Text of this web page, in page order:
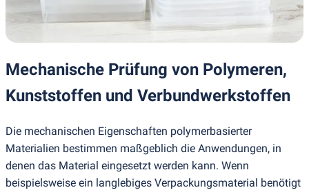
Mechanische Prüfung von Polymeren,
Kunststoffen und Verbundwerkstoffen
Die mechanischen Eigenschaften polymerbasierter
Materialien bestimmen maßgeblich die Anwendungen, in
denen das Material eingesetzt werden kann. Wenn
beispielsweise ein langlebiges Verpackungsmaterial benötigt